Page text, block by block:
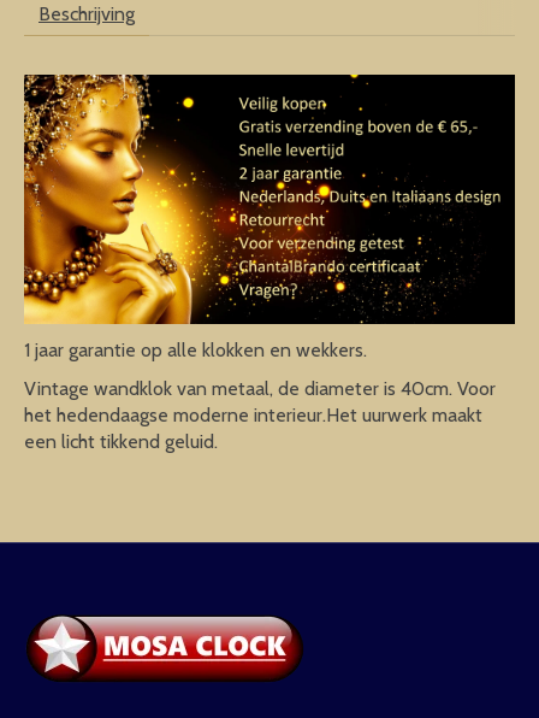
Beschrijving
1 jaar garantie op alle klokken en wekkers.
Vintage wandklok van metaal, de diameter is 40cm. Voor
het hedendaagse moderne interieur.Het uurwerk maakt
een licht tikkend geluid.